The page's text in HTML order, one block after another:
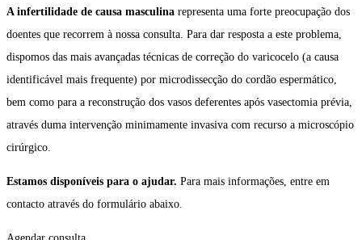
A infertilidade de causa masculina representa uma forte preocupação dos
doentes que recorrem à nossa consulta. Para dar resposta a este problema,
dispomos das mais avançadas técnicas de correção do varicocelo (a causa
identificável mais frequente) por microdissecção do cordão espermático,
bem como para a reconstrução dos vasos deferentes após vasectomia prévia,
através duma intervenção minimamente invasiva com recurso a microscópio
cirúrgico.
Estamos disponíveis para o ajudar. Para mais informações, entre em
contacto através do formulário abaixo.